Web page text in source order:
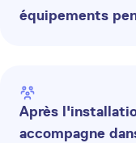
équipements
Après
accompagne